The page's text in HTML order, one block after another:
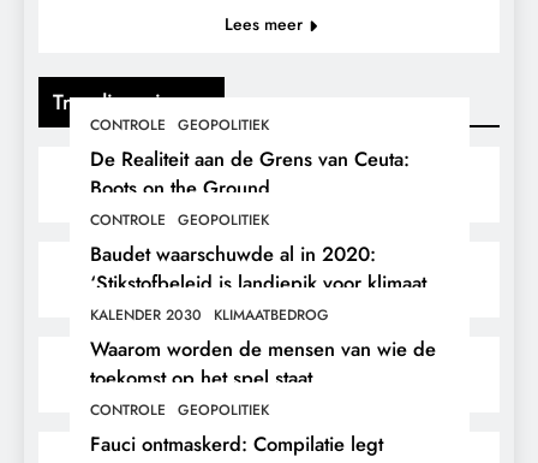
Trending nieuws
CONTROLE GEOPOLITIEK
De Realiteit aan de Grens van Ceuta:
Boots on the Ground.
CONTROLE GEOPOLITIEK
Baudet waarschuwde al in 2020:
‘Stikstofbeleid is landjepik voor klimaat
en immigratie’.
KALENDER 2030 KLIMAATBEDROG
Waarom worden de mensen van wie de
toekomst op het spel staat,
buitengesloten?
CONTROLE GEOPOLITIEK
Fauci ontmaskerd: Compilatie legt
Lees meer